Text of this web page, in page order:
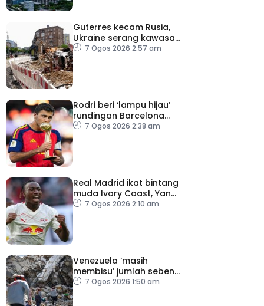
Guterres kecam Rusia,
Ukraine serang kawasan
awam7 Ogos 2026 2:57 am
Rodri beri ‘lampu hijau’
rundingan Barcelona
dengan Man City
7 Ogos 2026 2:38 am
Real Madrid ikat bintang
muda Ivory Coast, Yan
Diomande
7 Ogos 2026 2:10 am
Venezuela ‘masih
membisu’ jumlah sebenar
mangsa hilang dalam
7 Ogos 2026 1:50 am